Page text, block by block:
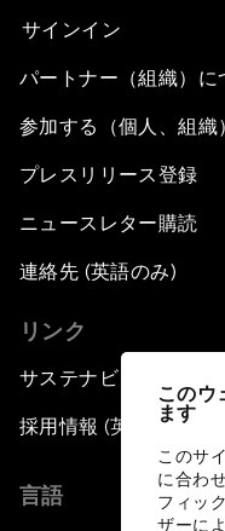
このウ
ます
このサ
に合わ
フィッ
ザーに
サインイン
パートナー（組織）に
参加する（個人、組織）
プレスリリース登録
ニュースレター購読
連絡先 (英語のみ)
リンク
サステナビリティへの
採用情報 (英語のみ)
言語